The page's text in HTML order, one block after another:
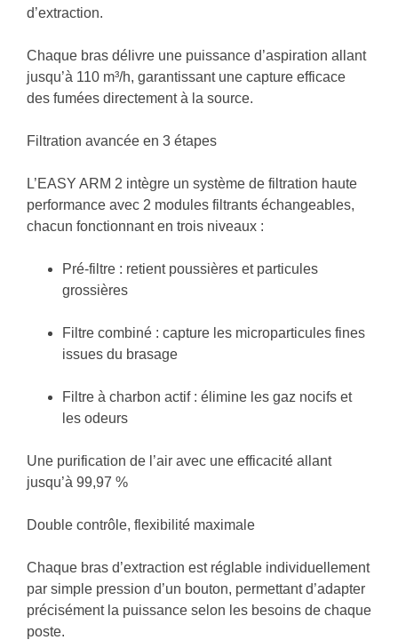
d’extraction.
Chaque bras délivre une puissance d’aspiration allant
jusqu’à 110 m³/h, garantissant une capture efficace
des fumées directement à la source.
Filtration avancée en 3 étapes
L’EASY ARM 2 intègre un système de filtration haute
performance avec 2 modules filtrants échangeables,
chacun fonctionnant en trois niveaux :
Pré-filtre : retient poussières et particules
grossières
Filtre combiné : capture les microparticules fines
issues du brasage
Filtre à charbon actif: élimine les gaz nocifs et
les odeurs
Une purification de l’air avec une efficacité allant
jusqu’à 99,97 %
Double contrôle, flexibilité maximale
Chaque bras d’extraction est réglable individuellement
par simple pression d’un bouton, permettant d’adapter
précisément la puissance selon les besoins de chaque
poste.